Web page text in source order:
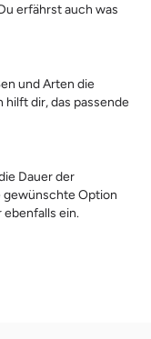
104A
2
Unstruttal
Langenorla
5
erfährst auch was
und Arten die
hilft dir, das passende
Dauer der
gewünschte Option
ebenfalls ein.